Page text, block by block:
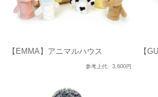
【EMMA】アニマルハウス
参考上代 3,600円
【